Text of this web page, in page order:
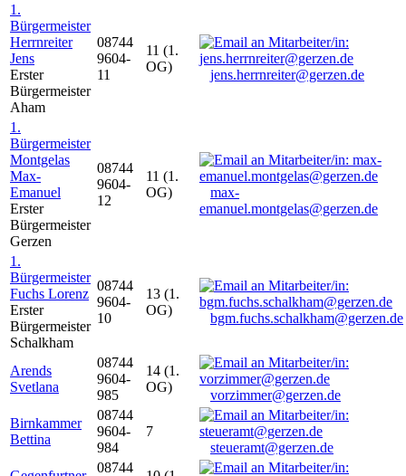
1.
Bürgermeister
Herrnreiter
Jens
Erster
Bürgermeister
Aham
08744
9604-
11
11 (1.
OG)
jens.herrnreiter@gerzen.de
1.
Bürgermeister
Montgelas
Max-
Emanuel
Erster
Bürgermeister
Gerzen
08744
9604-
12
11 (1.
OG)
max-
emanuel.montgelas@gerzen.de
1.
Bürgermeister
Fuchs Lorenz
Erster
Bürgermeister
Schalkham
08744
9604-
10
13 (1.
OG)
bgm.fuchs.schalkham@gerzen.de
Arends
Svetlana
08744
9604-
985
14 (1.
OG)
vorzimmer@gerzen.de
Birnkammer
Bettina
08744
9604-
984
7
steueramt@gerzen.de
08744